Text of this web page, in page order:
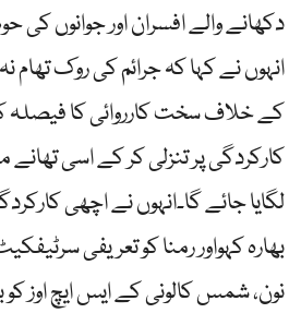
دکھانے والے افسران اور جوانوں کی
انہوں نے کہا کہ جرائم کی روک تھام
کے خلاف سخت کارروائی کا فیصلہ
کارکردگی پر تنزلی کر کے اسی
لگایا جائے گا۔انہوں نے اچھی
بھارہ کہواور رمنا کو تعریفی
نون، شمس کالونی کے ایس ایچ اوز